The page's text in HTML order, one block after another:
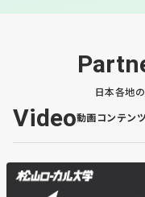
日本各地
Video動画コンテンツ